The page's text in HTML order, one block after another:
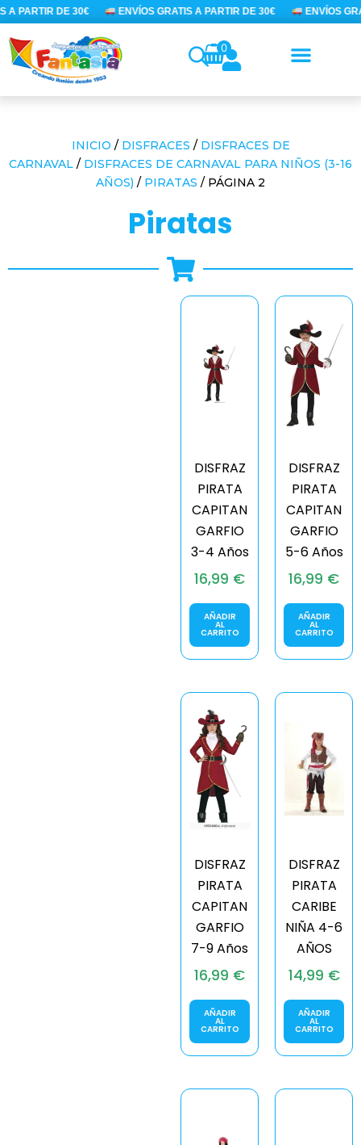
Ir
al
contenido
PARTIR DE 30€ ENVÍOS GRATIS A PARTIR DE 30€ ENVÍOS
0
INICIO / DISFRACES / DISFRACES DE
CARNAVAL / DISFRACES DE CARNAVAL PARA NIÑOS (3-16
AÑOS) / PIRATAS / PÁGINA 2
piratas
DISFRAZ
PIRATA
CAPITAN
GARFIO
3-4 Años
16,99 €
AÑADIR
AL
CARRITO
DISFRAZ
PIRATA
CAPITAN
GARFIO
5-6 Años
16,99 €
AÑADIR
AL
CARRITO
DISFRAZ
PIRATA
CAPITAN
GARFIO
7-9 Años
16,99 €
AÑADIR
AL
CARRITO
DISFRAZ
PIRATA
CARIBE
NIÑA 4-6
AÑOS
14,99 €
AÑADIR
AL
CARRITO